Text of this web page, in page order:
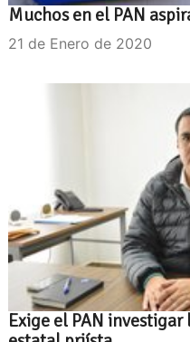
Muchos en el PAN
21 de Enero de 2020
Exige el PAN